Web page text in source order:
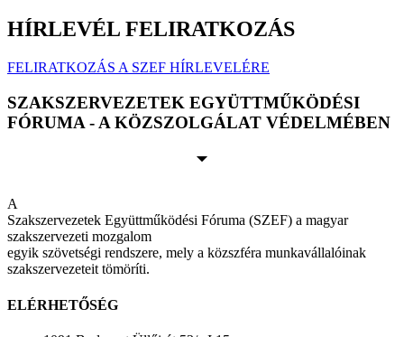
HÍRLEVÉL FELIRATKOZÁS
FELIRATKOZÁS A SZEF HÍRLEVELÉRE
SZAKSZERVEZETEK EGYÜTTMŰKÖDÉSI
FÓRUMA - A KÖZSZOLGÁLAT VÉDELMÉBEN
A
Szakszervezetek Együttműködési Fóruma (SZEF) a magyar
szakszervezeti mozgalom
egyik szövetségi rendszere, mely a közszféra munkavállalóinak
szakszervezeteit tömöríti.
ELÉRHETŐSÉG